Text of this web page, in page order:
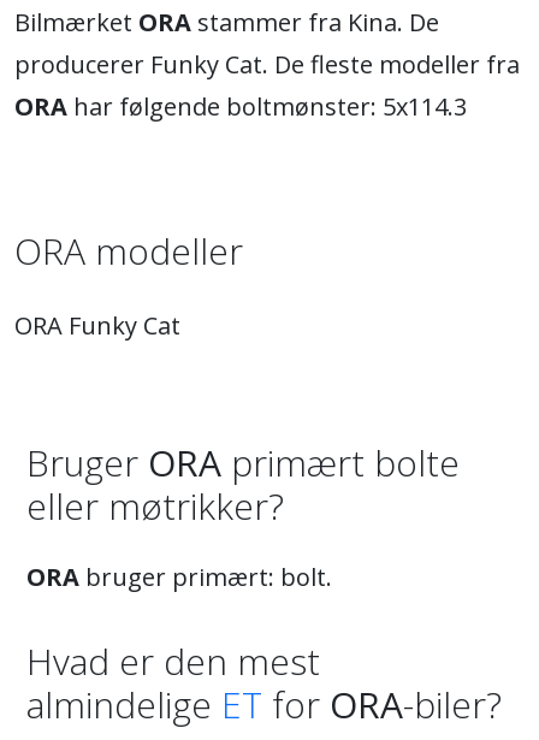
Bilmærket ORA stammer fra Kina. De
producerer Funky Cat. De fleste modeller fra
ORA har følgende boltmønster: 5x114.3
ORA modeller
ORA Funky Cat
Bruger ORA primært bolte
eller møtrikker?
ORA bruger primært: bolt.
Hvad er den mest
almindelige ET for ORA-biler?